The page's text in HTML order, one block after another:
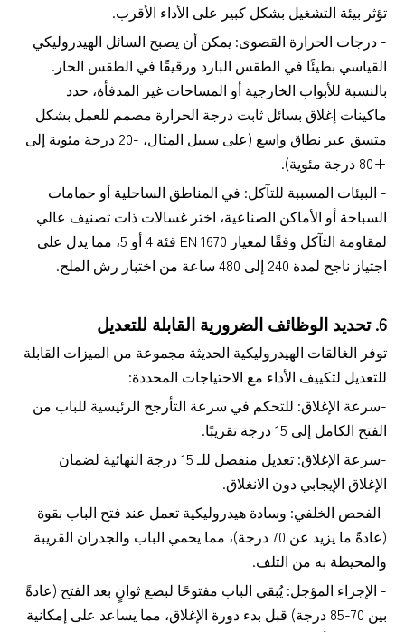
تؤثر بيئة التشغيل بشكل كبير على الأداء الأقرب.
- درجات الحرارة القصوى: يمكن أن يصبح السائل الهيدروليكي
القياسي بطيئًا في الطقس البارد ورقيقًا في الطقس الحار.
بالنسبة للأبواب الخارجية أو المساحات غير المدفأة، حدد
ماكينات إغلاق بسائل ثابت درجة الحرارة مصمم للعمل بشكل
متسق عبر نطاق واسع (على سبيل المثال، -20 درجة مئوية إلى
+80 درجة مئوية).
- البيئات المسببة للتآكل: في المناطق الساحلية أو حمامات
السباحة أو الأماكن الصناعية، اختر غسالات ذات تصنيف عالي
لمقاومة التآكل وفقًا لمعيار EN 1670 فئة 4 أو 5، مما يدل على
اجتياز ناجح لمدة 240 إلى 480 ساعة من اختبار رش الملح.
6. تحديد الوظائف الضرورية القابلة للتعديل
توفر الغالقات الهيدروليكية الحديثة مجموعة من الميزات القابلة
للتعديل لتكييف الأداء مع الاحتياجات المحددة:
-سرعة الإغلاق: للتحكم في سرعة التأرجح الرئيسية للباب من
الفتح الكامل إلى 15 درجة تقريبًا.
-سرعة الإغلاق: تعديل منفصل للـ 15 درجة النهائية لضمان
الإغلاق الإيجابي دون الانغلاق.
-الفحص الخلفي: وسادة هيدروليكية تعمل عند فتح الباب بقوة
(عادةً ما يزيد عن 70 درجة)، مما يحمي الباب والجدران القريبة
والمحيطة به من التلف.
- الإجراء المؤجل: يُبقي الباب مفتوحًا لبضع ثوانٍ بعد الفتح (عادةً
بين 70-85 درجة) قبل بدء دورة الإغلاق، مما يساعد على إمكانية